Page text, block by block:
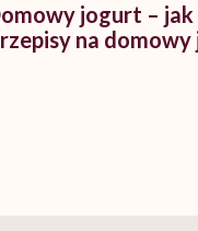
jogurt – jak
na